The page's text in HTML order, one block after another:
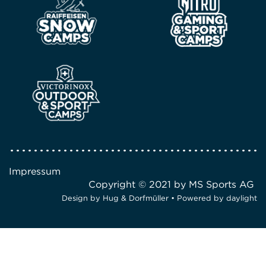
Impressum
Copyright © 2021 by MS Sports AG
Design by Hug & Dorfmüller • Powered by daylight